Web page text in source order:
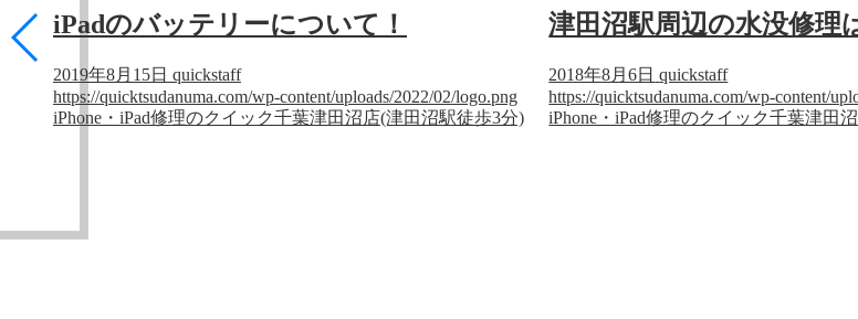
iPadのバッテリーについて！
2019年8月15日 quickstaff
https://quicktsudanuma.com/wp-content/uploads/2022/02/logo.png
iPhone・iPad修理のクイック千葉津田沼店(津田沼駅徒歩3分)
津田沼駅周辺の水没修理
2018年8月6日 quickstaff
https://quicktsudanuma.com/wp-content/
iPhone・iPad修理のクイック千葉津田